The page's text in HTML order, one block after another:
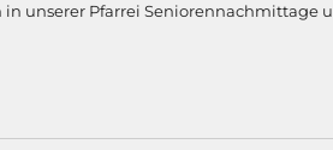
in unserer Pfarrei Seniorennachmittage